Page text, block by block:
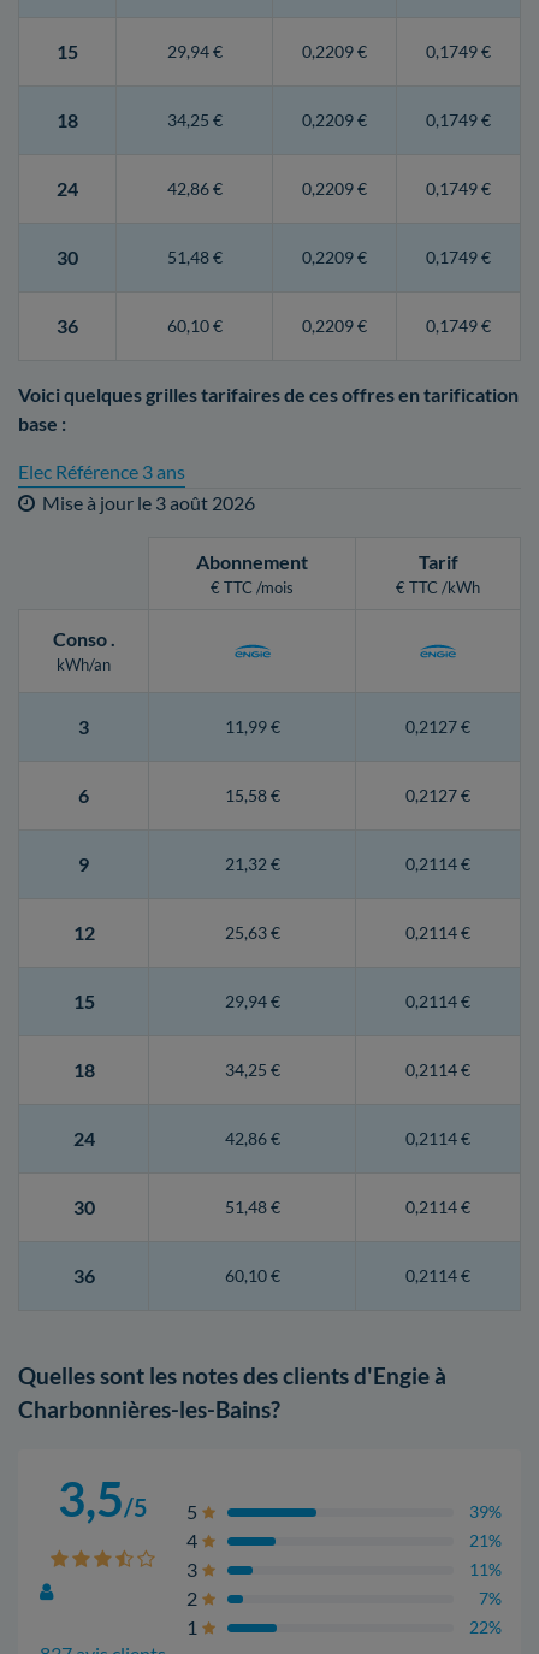
15 29,94 € 0,2209 € 0,1749 €
18 34,25 € 0,2209 € 0,1749 €
24 42,86 € 0,2209 € 0,1749 €
30 51,48 € 0,2209 € 0,1749 €
36 60,10 € 0,2209 € 0,1749 €
Voici quelques grilles tarifaires de ces offres en tarification
base :
Elec Référence 3 ans
Mise à jour le 3 août 2026
Abonnement
€ TTC /mois
Tarif
€ TTC /kWh
Conso.
kWh/an
3 11,99 € 0,2127 €
6 15,58 € 0,2127 €
9 21,32 € 0,2114 €
12 25,63 € 0,2114 €
15 29,94 € 0,2114 €
18 34,25 € 0,2114 €
24 42,86 € 0,2114 €
30 51,48 € 0,2114 €
36 60,10 € 0,2114 €
Quelles sont les notes des clients d'Engie à
Charbonnières-les-Bains?
3,5/5 5 39%
4 21%
3 11%
2 7%
1 22%